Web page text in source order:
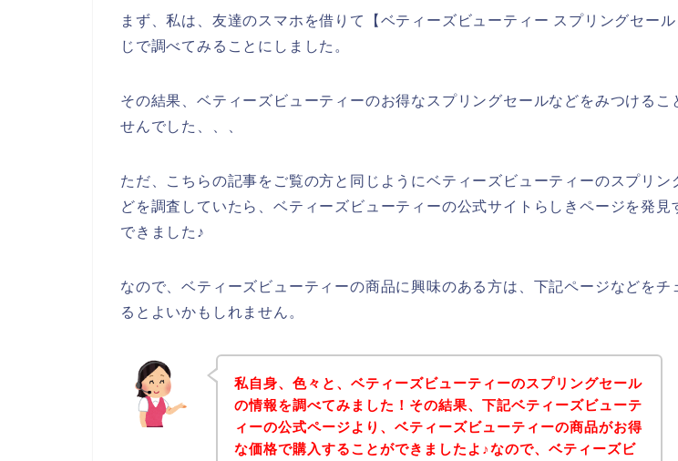
まず、私は、友達のスマホを借りて【ベティーズビューティー スプリングセー
じで調べてみることにしました。
その結果、ベティーズビューティーのお得なスプリングセールなどをみつけるこ
せんでした、、、
ただ、こちらの記事をご覧の方と同じようにベティーズビューティーのスプリン
どを調査していたら、ベティーズビューティーの公式サイトらしきページを発見
できました♪
なので、ベティーズビューティーの商品に興味のある方は、下記ページなどをチ
るとよいかもしれません。
私自身、色々と、ベティーズビューティーのスプリングセール
の情報を調べてみました！その結果、下記ベティーズビューテ
ィーの公式ページより、ベティーズビューティーの商品がお得
な価格で購入することができましたよ♪なので、ベティーズビ